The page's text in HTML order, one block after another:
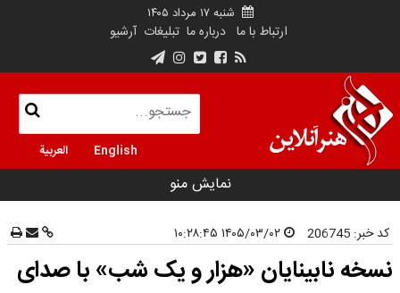
شنبه ۱۷ مرداد ۱۴۰۵
ارتباط با ما درباره ما تبلیغات آرشیو
English العربية
نمایش منو
کد خبر: 206745
نسخه نابینایان «هزار و یک شب» با صدای